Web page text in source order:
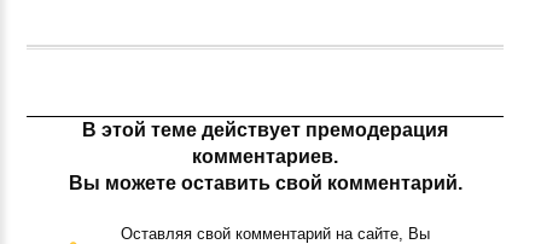
В этой теме действует премодерация
комментариев.
Вы можете оставить свой комментарий.
Оставляя свой комментарий на сайте, Вы